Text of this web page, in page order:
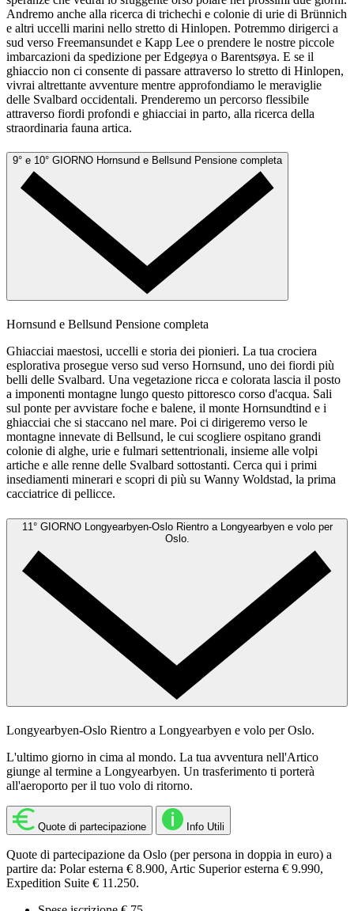
Andremo anche alla ricerca di trichechi e colonie di urie di Brünnich
e altri uccelli marini nello stretto di Hinlopen. Potremmo dirigerci a
sud verso Freemansundet e Kapp Lee o prendere le nostre piccole
imbarcazioni da spedizione per Edgeøya o Barentsøya. E se il
ghiaccio non ci consente di passare attraverso lo stretto di Hinlopen,
vivrai altrettante avventure mentre approfondiamo le meraviglie
delle Svalbard occidentali. Prenderemo un percorso flessibile
attraverso fiordi profondi e ghiacciai in parto, alla ricerca della
straordinaria fauna artica.
9° e 10° GIORNO Hornsund e Bellsund Pensione completa
Hornsund e Bellsund Pensione completa
Ghiacciai maestosi, uccelli e storia dei pionieri. La tua crociera
esplorativa prosegue verso sud verso Hornsund, uno dei fiordi più
belli delle Svalbard. Una vegetazione ricca e colorata lascia il posto
a imponenti montagne lungo questo pittoresco corso d'acqua. Sali
sul ponte per avvistare foche e balene, il monte Hornsundtind e i
ghiacciai che si staccano nel mare. Poi ci dirigeremo verso le
montagne innevate di Bellsund, le cui scogliere ospitano grandi
colonie di alghe, urie e fulmari settentrionali, insieme alle volpi
artiche e alle renne delle Svalbard sottostanti. Cerca qui i primi
insediamenti minerari e scopri di più su Wanny Woldstad, la prima
cacciatrice di pellicce.
11° GIORNO Longyearbyen-Oslo Rientro a Longyearbyen e volo per
Oslo.
Longyearbyen-Oslo Rientro a Longyearbyen e volo per Oslo.
L'ultimo giorno in cima al mondo. La tua avventura nell'Artico
giunge al termine a Longyearbyen. Un trasferimento ti porterà
all'aeroporto per il tuo volo di ritorno.
Quote di partecipazione Info Utili
Quote di partecipazione da Oslo (per persona in doppia in euro) a
partire da: Polar esterna € 8.900, Artic Superior esterna € 9.990,
Expedition Suite € 11.250.